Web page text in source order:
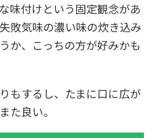
味付けという固定観念があ
敗気味の濃い味の炊き込み
か、こっちの方が好みかも
もするし、たまに口に広が
た良い。